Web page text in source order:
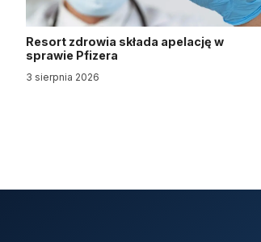
Resort zdrowia składa apelację w
sprawie Pfizera
3 sierpnia 2026